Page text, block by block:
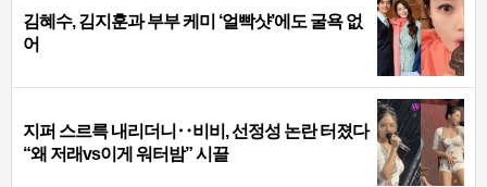
김혜수, 김지훈과 부부 케미 ‘얼빡샷’에도 굴욕 없
어
지퍼 스르륵 내리더니‥비비, 선정성 논란 터졌다
“왜 저래vs이게 워터밤” 시끌